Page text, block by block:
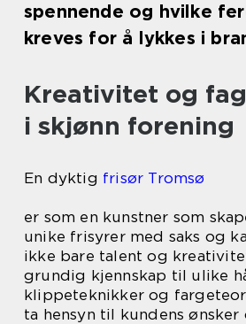
spennende og hvilke
kreves for å lykkes i
Kreativitet og
i skjønn forening
En dyktig frisør Tromsø
er som en kunstner som
unike frisyrer med saks og
ikke bare talent og
grundig kjennskap til ulike
klippeteknikker og
ta hensyn til kundens ønsker